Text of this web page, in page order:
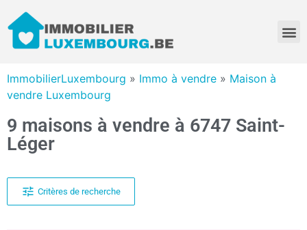
ImmobilierLuxembourg » Immo à vendre » Maison à
vendre Luxembourg
9 maisons à vendre à 6747 Saint-
Léger
Critères de recherche